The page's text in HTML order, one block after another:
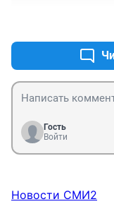
Гость
Войти
Новости СМИ2